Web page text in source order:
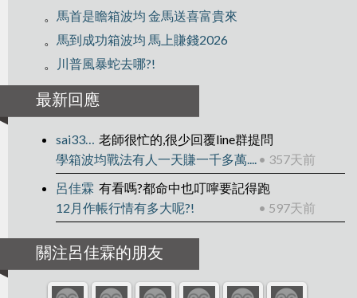
馬首是瞻箱波均 金馬送喜富貴來
馬到成功箱波均 馬上賺錢2026
川普風暴蛇去哪?!
最新回應
老師很忙的,很少回覆line群提問
學箱波均戰法有人一天賺一千多萬....
• 357天前
呂佳霖 有看嗎?都命中也叮嚀要記得跑
12月作帳行情有多大呢?!
• 597天前
關注呂佳霖的朋友